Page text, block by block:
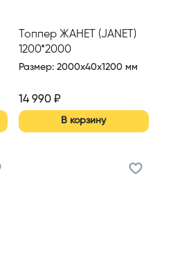
Топпер ЖАНЕТ (JANET)
1200*2000
Размер: 2000x40x1200 мм
14 990₽
В корзину